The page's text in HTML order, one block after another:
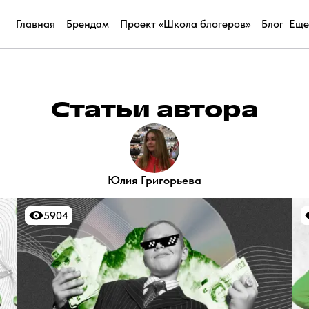
Главная Брендам Проект «Школа блогеров» Блог Еще
Статьи автора
Юлия Григорьева
5904
5904